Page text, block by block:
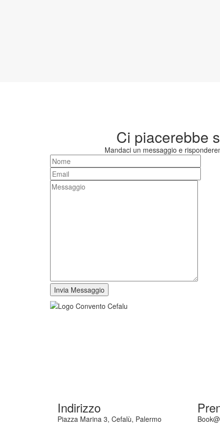
Ci piacerebbe
Mandaci un messaggio e
Indirizzo
Piazza Marina 3, Cefalù, Palermo